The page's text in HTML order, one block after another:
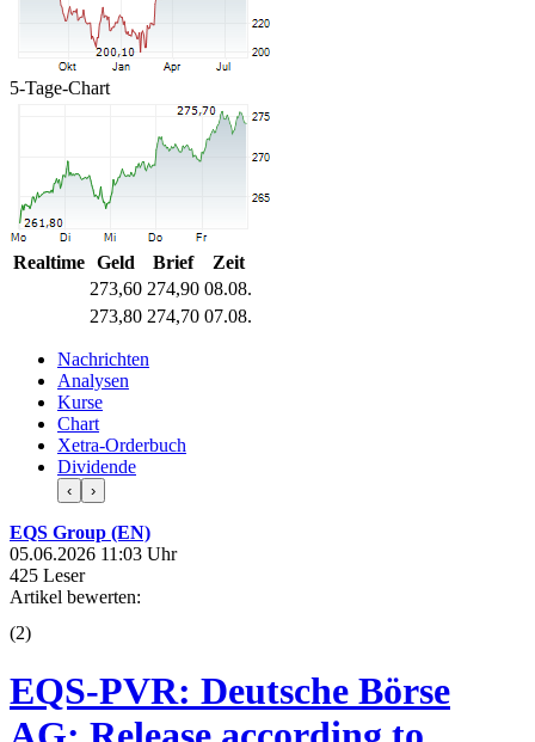
5-Tage-Chart
Realtime Geld Brief
Zeit
273,60 274,90 08.08.
273,80 274,70 07.08.
Nachrichten
Analysen
Kurse
Chart
Xetra-Orderbuch
Dividende
‹ ›
EQS Group (EN)
05.06.2026 11:03 Uhr
425 Leser
Artikel bewerten:
(2)
EQS-PVR: Deutsche Börse